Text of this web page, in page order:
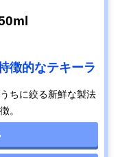
徴的なテキーラ
ちに絞る新鮮な製法
。